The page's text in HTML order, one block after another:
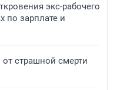
экс-рабочего
по зарплате и
от страшной смерти